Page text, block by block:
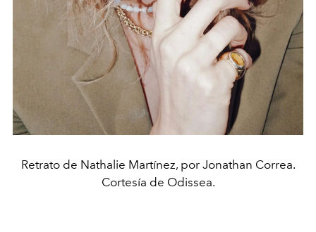
Retrato de Nathalie Martínez, por Jonathan Correa.
Cortesía de Odissea.